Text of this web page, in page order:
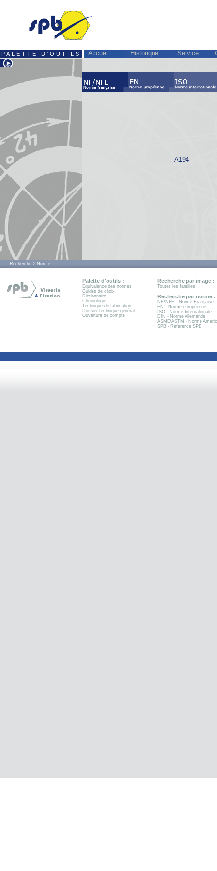
PALETTE D'OUTILS Accueil Historique Service
A194
Recherche > Norme
Palette d'outils :
Equivalence des normes
Guides de choix
Dictionnaire
Chronologie
Technique de fabrication
Dossier technique général
Ouverture de compte
Recherche par image :
Toutes les familles
Recherche par norme :
NF/NFE - Norme Française
EN - Norme européenne
ISO - Norme Internationale
DIN - Norme Allemande
ASME/ASTM - Norme
SPB - Référence SPB